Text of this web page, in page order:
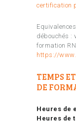
certification
débouchés :
formation
https://
TEMPS
DE
Heures de
Heures de